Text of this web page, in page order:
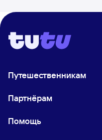
Путешественникам
Партнёрам
Помощь